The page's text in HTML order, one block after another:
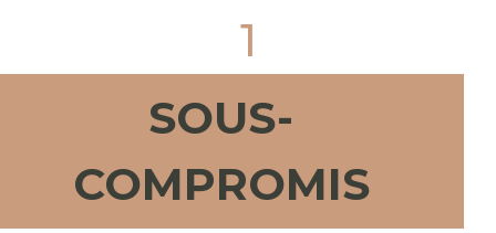
1
SOUS-
COMPROMIS